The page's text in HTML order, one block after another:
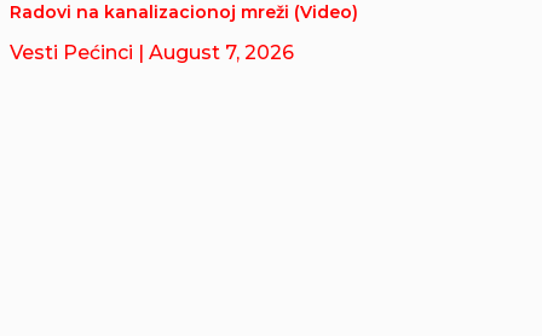
Radovi na kanalizacionoj mreži (Video)
Vesti Pećinci | August 7, 2026